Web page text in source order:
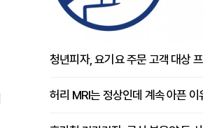
청년피자, 요기요 주문 고객 대상